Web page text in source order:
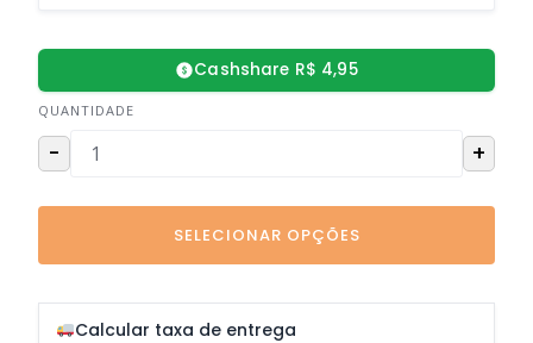
Cashshare R$ 4,95
QUANTIDADE
- +
SELECIONAR OPÇÕES
Calcular taxa de entrega